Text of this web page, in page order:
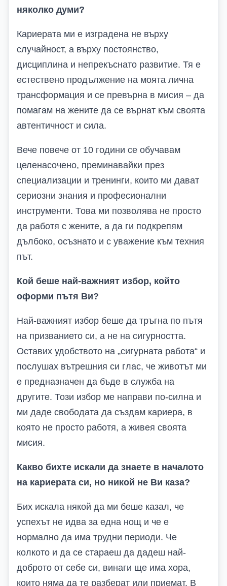
няколко думи?
Кариерата ми е изградена не върху
случайност, а върху постоянство,
дисциплина и непрекъснато развитие. Тя е
естествено продължение на моята лична
трансформация и се превърна в мисия – да
помагам на жените да се върнат към своята
автентичност и сила.
Вече повече от 10 години се обучавам
целенасочено, преминавайки през
специализации и тренинги, които ми дават
сериозни знания и професионални
инструменти. Това ми позволява не просто
да работя с жените, а да ги подкрепям
дълбоко, осъзнато и с уважение към техния
път.
Кой беше най-важният избор, който
оформи пътя Ви?
Най-важният избор беше да тръгна по пътя
на призванието си, а не на сигурността.
Оставих удобството на „сигурната работа“ и
послушах вътрешния си глас, че животът ми
е предназначен да бъде в служба на
другите. Този избор ме направи по-силна и
ми даде свободата да създам кариера, в
която не просто работя, а живея своята
мисия.
Какво бихте искали да знаете в началото
на кариерата си, но никой не Ви каза?
Бих искала някой да ми беше казал, че
успехът не идва за една нощ и че е
нормално да има трудни периоди. Че
колкото и да се стараеш да дадеш най-
доброто от себе си, винаги ще има хора,
които няма да те разберат или приемат. В